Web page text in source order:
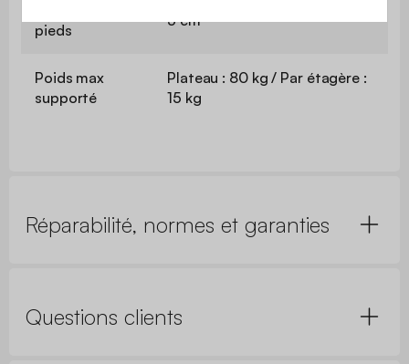
pieds
5 cm
Poids max
supporté
Plateau : 80 kg / Par étagère :
15 kg
Réparabilité, normes et garanties
Questions clients